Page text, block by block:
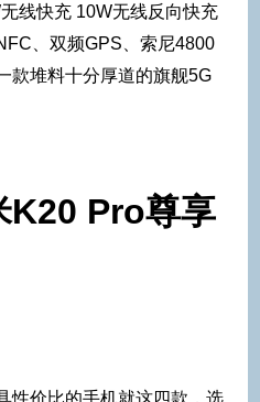
线快充 10W无线反向快充
、双频GPS、索尼4800
款堆料十分厚道的旗舰5G
K20 Pro尊享